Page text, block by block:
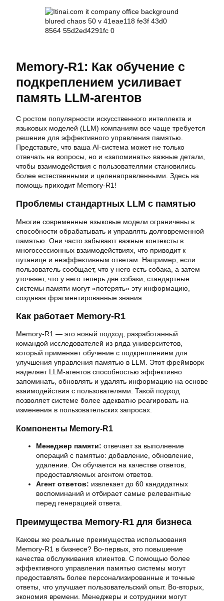
Memory-R1: Как обучение с
подкреплением усиливает
память LLM-агентов
С ростом популярности искусственного интеллекта и
языковых моделей (LLM) компаниям все чаще требуется
решение для эффективного управления памятью.
Представьте, что ваша AI-система может не только
отвечать на вопросы, но и «запоминать» важные детали,
чтобы взаимодействия с пользователями становились
более естественными и целенаправленными. Здесь на
помощь приходит Memory-R1!
Проблемы стандартных LLM с памятью
Многие современные языковые модели ограничены в
способности обрабатывать и управлять долговременной
памятью. Они часто забывают важные контексты в
многосессионных взаимодействиях, что приводит к
путанице и неэффективным ответам. Например, если
пользователь сообщает, что у него есть собака, а затем
уточняет, что у него теперь две собаки, стандартные
системы памяти могут «потерять» эту информацию,
создавая фрагментированные знания.
Как работает Memory-R1
Memory-R1 — это новый подход, разработанный
командой исследователей из ряда университетов,
который применяет обучение с подкреплением для
улучшения управления памятью в LLM. Этот фреймворк
наделяет LLM-агентов способностью эффективно
запоминать, обновлять и удалять информацию на основе
взаимодействия с пользователями. Такой подход
позволяет системе более адекватно реагировать на
изменения в пользовательских запросах.
Компоненты Memory-R1
Менеджер памяти: отвечает за выполнение
операций с памятью: добавление, обновление,
удаление. Он обучается на качестве ответов,
предоставляемых агентом ответов.
Агент ответов: извлекает до 60 кандидатных
воспоминаний и отбирает самые релевантные
перед генерацией ответа.
Преимущества Memory-R1 для бизнеса
Каковы же реальные преимущества использования
Memory-R1 в бизнесе? Во-первых, это повышение
качества обслуживания клиентов. С помощью более
эффективного управления памятью системы могут
предоставлять более персонализированные и точные
ответы, что улучшает пользовательский опыт. Во-вторых,
экономия времени. Менеджеры и сотрудники могут